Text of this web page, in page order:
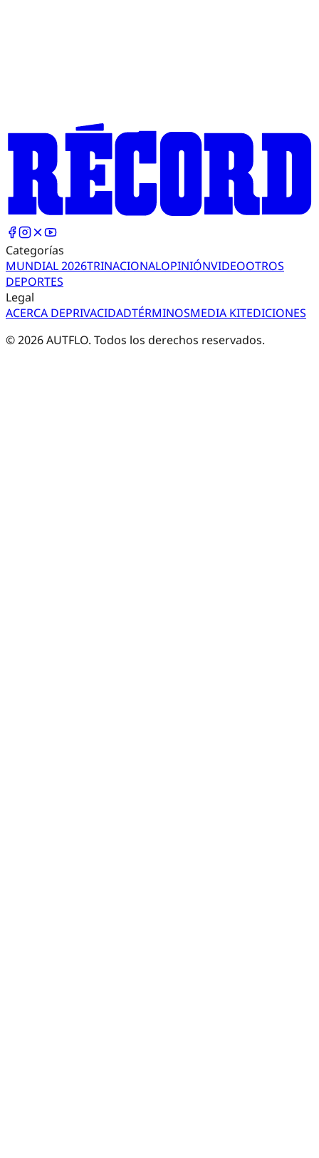
Categorías
MUNDIAL 2026TRINACIONALOPINIÓNVIDEOOTROS
DEPORTES
Legal
ACERCA DEPRIVACIDADTÉRMINOSMEDIA KITEDICIONES
©2026AUTFLO. Todos los derechos reservados.